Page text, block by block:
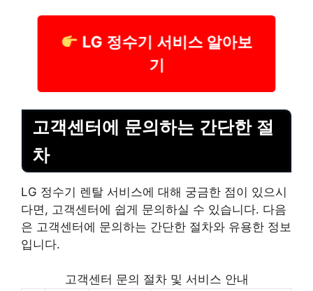
LG 정수기 서비스 알아보
기
고객센터에 문의하는 간단한 절
차
LG 정수기 렌탈 서비스에 대해 궁금한 점이 있으시
다면, 고객센터에 쉽게 문의하실 수 있습니다. 다음
은 고객센터에 문의하는 간단한 절차와 유용한 정보
입니다.
고객센터 문의 절차 및 서비스 안내